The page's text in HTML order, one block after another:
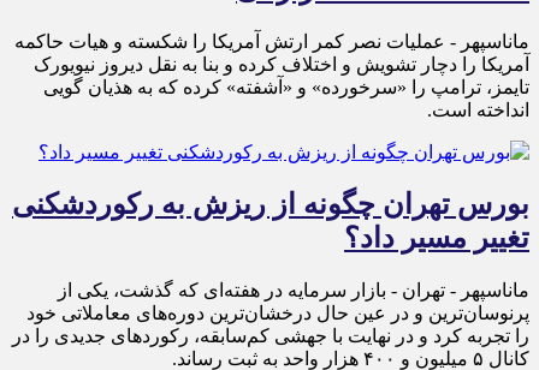
ماناسپهر - عملیات نصر کمر ارتش آمریکا را شکسته و هیات حاکمه
آمریکا را دچار تشویش و اختلاف کرده و بنا به نقل دیروز نیویورک
تایمز، ترامپ را «سرخورده» و «آشفته» کرده که به هذیان گویی
انداخته است.
بورس تهران چگونه از ریزش به رکوردشکنی
تغییر مسیر داد؟
ماناسپهر - تهران - بازار سرمایه در هفته‌ای که گذشت، یکی از
پرنوسان‌ترین و در عین حال درخشان‌ترین دوره‌های معاملاتی خود
را تجربه کرد و در نهایت با جهشی کم‌سابقه، رکوردهای جدیدی را در
کانال ۵ میلیون و ۴۰۰ هزار واحد به ثبت رساند.